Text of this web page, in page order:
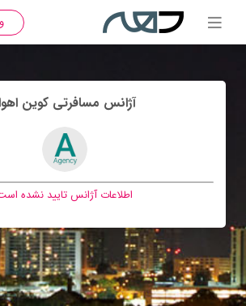
آژانس مسافرتی کوين
اطلاعات آژانس تایید نشده